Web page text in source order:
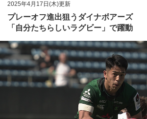
2025年4月17日(木)更新
プレーオフ進出狙うダイナボアーズ
「自分たちらしいラグビー」で躍動